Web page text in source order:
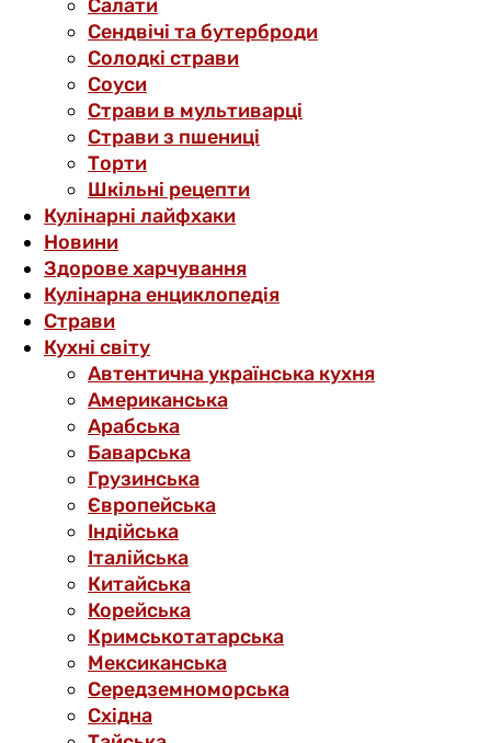
Салати
Сендвічі та бутерброди
Солодкі страви
Соуси
Страви в мультиварці
Страви з пшениці
Торти
Шкільні рецепти
Кулінарні лайфхаки
Новини
Здорове харчування
Кулінарна енциклопедія
Страви
Кухні світу
Автентична українська кухня
Американська
Арабська
Баварська
Грузинська
Європейська
Індійська
Італійська
Китайська
Корейська
Кримськотатарська
Мексиканська
Середземноморська
Східна